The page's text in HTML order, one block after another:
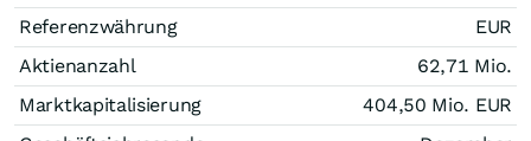
Referenzwährung
EUR
Aktienanzahl
62,71 Mio.
Marktkapitalisierung
404,50 Mio. EUR